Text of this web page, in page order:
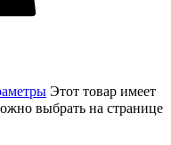
Этот товар имеет
выбрать на странице